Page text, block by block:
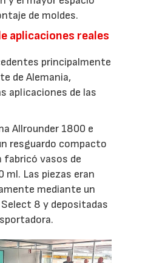
de moldes.
aplicaciones reales
principalmente
de Alemania,
aplicaciones de las
Allrounder 1800 e
resguardo compacto
vasos de
ml. Las piezas eran
mediante un
8 y depositadas